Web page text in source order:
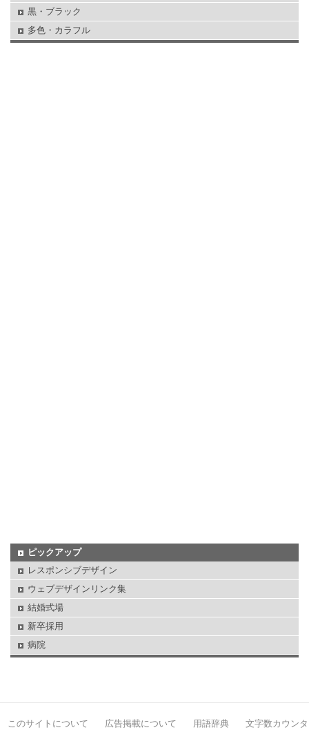
黒・ブラック
多色・カラフル
ピックアップ
レスポンシブデザイン
ウェブデザインリンク集
結婚式場
新卒採用
病院
このサイトについて 広告掲載について 用語辞典 文字数カウンタ